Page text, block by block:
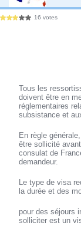
16 votes
Tous les
doivent être en
réglementaires
subsistance et
En règle
être sollicité
consulat de
demandeur.
Le type de visa
la durée et des
pour des séjours
solliciter est un